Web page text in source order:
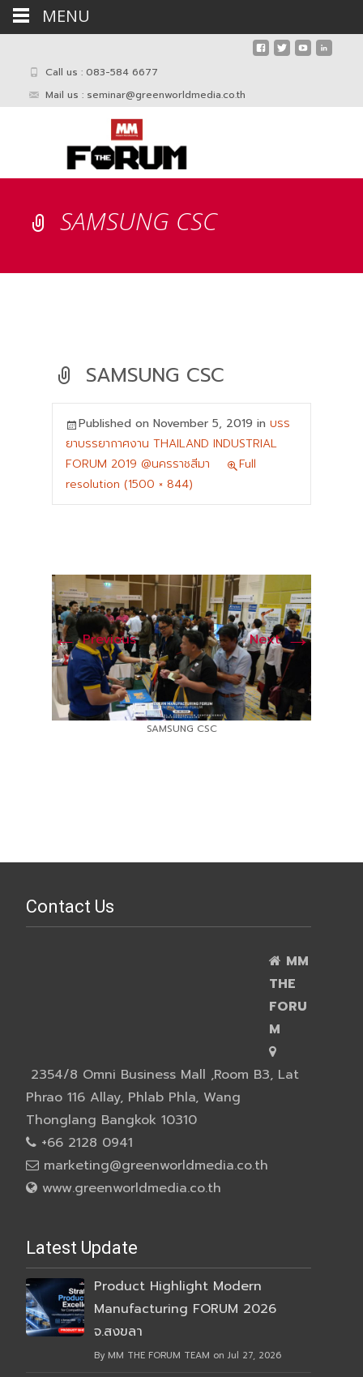
Call us : 083-584 6677
Mail us : seminar@greenworldmedia.co.th
SAMSUNG CSC
SAMSUNG CSC
Published on November 5, 2019 in บรร
ยาบรรยากาศงาน THAILAND INDUSTRIAL
FORUM 2019 @นครราชสีมา
Full
resolution (1500 × 844)
←Previous Next→
SAMSUNG CSC
Contact Us
MM
THE
FORU
M
2354/8 Omni Business Mall ,Room B3, Lat
Phrao 116 Allay, Phlab Phla, Wang
Thonglang Bangkok 10310
+66 2128 0941
marketing@greenworldmedia.co.th
www.greenworldmedia.co.th
Latest Update
Product Highlight Modern
Manufacturing FORUM 2026
จ.สงขลา
By MM THE FORUM TEAM on Jul 27, 2026
MENU